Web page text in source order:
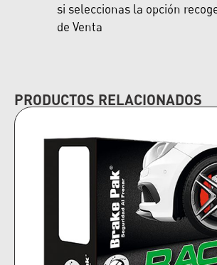
si seleccionas la opción
de Venta
PRODUCTOS RELACIONADOS